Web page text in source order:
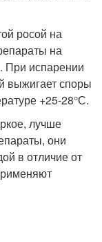
росой на
на
При испарении
выжигает споры
+25-28°С.
лучше
они
в отличие от